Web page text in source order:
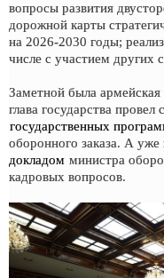
вопросы развития
дорожной карты
на 2026-2030 годы;
числе с участием других
Заметной была
глава государства
государственных
оборонного заказа. А
докладом министра
кадровых вопросов.